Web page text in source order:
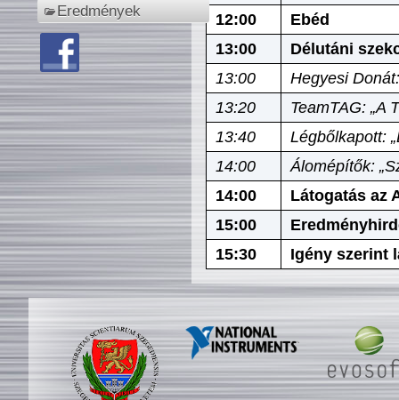
Eredmények
12:00
Ebéd
13:00
Délutáni
13:00
Hegyesi
13:20
TeamTAG: „A
13:40
Légbőlkapott:
14:00
Álomépítők:
14:00
Látogatás az
15:00
15:30
Igény szerint